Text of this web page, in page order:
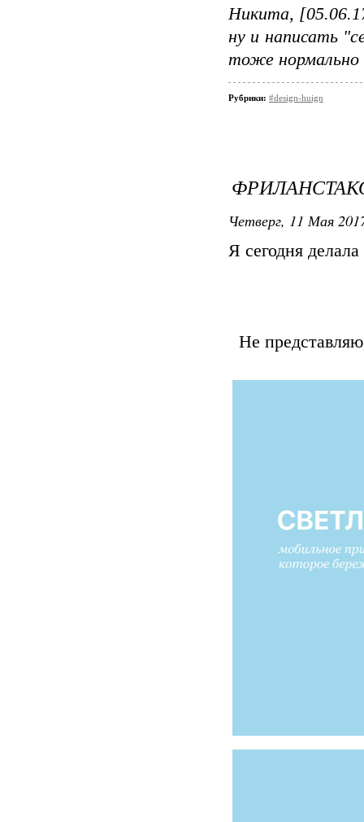
Никита,
ну и написать
тоже нормально
Рубрики: #design-huign
Четверг, 11 Мая
Я сегодня
Не